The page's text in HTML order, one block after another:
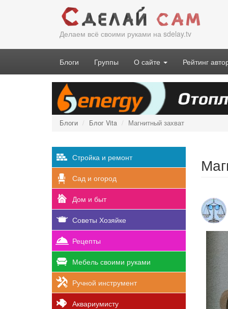
Делаем всё своими руками на sdelay.tv
Блоги Группы О сайте Рейтинг
Блоги Блог Vita Магнитный захват
Стройка и ремонт
Сад и огород
Дом и быт
Советы Хозяйке
Рецепты
Мебель своими руками
Ручной инструмент
Аквариумисту